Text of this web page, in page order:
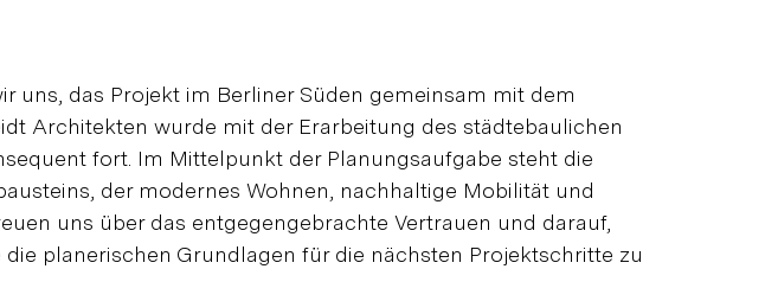
das Projekt im Berliner Süden gemeinsam mit dem
Architekten wurde mit der Erarbeitung des städtebaulichen
fort. Im Mittelpunkt der Planungsaufgabe steht die
der modernes Wohnen, nachhaltige Mobilität und
uns über das entgegengebrachte Vertrauen und darauf,
planerischen Grundlagen für die nächsten Projektschritte zu